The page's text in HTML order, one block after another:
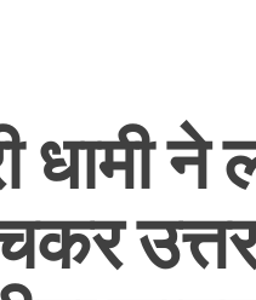
धामी ने